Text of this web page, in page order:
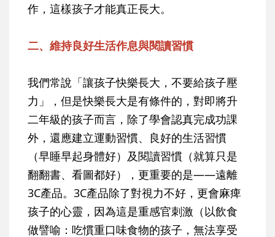
作，這樣孩子才能真正長大。
二、維持良好生活作息與閱讀習慣
我們常說「讓孩子快樂長大，不要給孩子壓
力」，但是快樂長大是有條件的，對即將升
二年級的孩子而言，除了學會認真完成功課
外，還應建立運動習慣、良好的生活習慣
（早睡早起身體好）及閱讀習慣（就算只是
翻翻書、看圖都好），更重要的是——遠離
3C產品。3C產品除了對視力不好，更會麻痺
孩子的心靈，因為這是重感官刺激（以飲食
做譬喻：吃慣重口味食物的孩子，無法享受